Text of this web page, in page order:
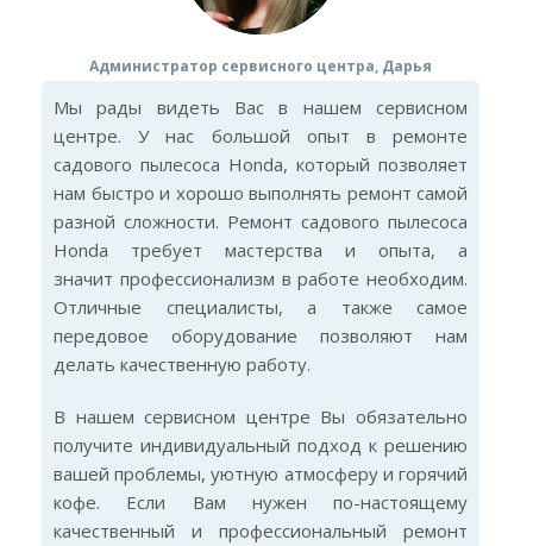
Администратор сервисного центра, Дарья
Мы рады видеть Вас в нашем сервисном
центре. У нас большой опыт в ремонте
садового пылесоса Honda, который позволяет
нам быстро и хорошо выполнять ремонт самой
разной сложности. Ремонт садового пылесоса
Honda требует мастерства и опыта, а
значит профессионализм в работе необходим.
Отличные специалисты, а также самое
передовое оборудование позволяют нам
делать качественную работу.
В нашем сервисном центре Вы обязательно
получите индивидуальный подход к решению
вашей проблемы, уютную атмосферу и горячий
кофе. Если Вам нужен по-настоящему
качественный и профессиональный ремонт